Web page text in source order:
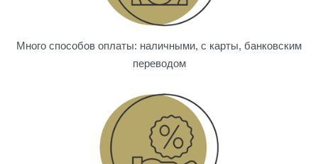
Много способов оплаты: наличными, с карты, банковским
переводом